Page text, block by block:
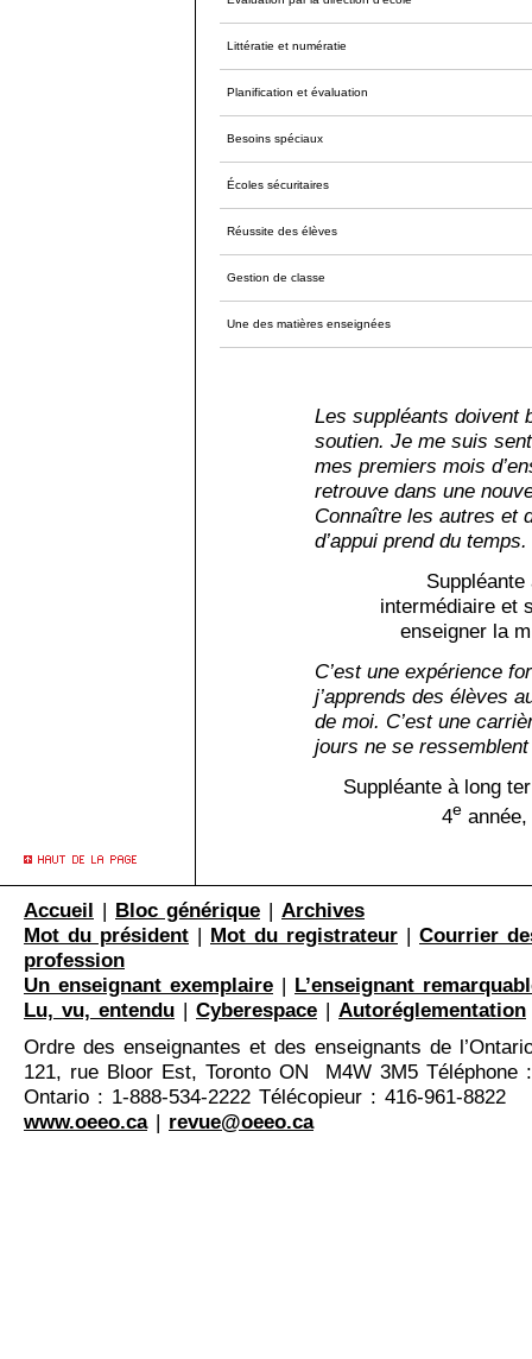
Littératie et numératie
Planification et évaluation
Besoins spéciaux
Écoles sécuritaires
Réussite des élèves
Gestion de classe
Une des matières enseignées
Les suppléants doivent
soutien. Je me suis
mes premiers mois
retrouve dans une
Connaître les autres et
d’appui prend du temps.
intermédiaire et
enseigner la
C’est une expérience
j’apprends des élèves
de moi. C’est une
jours ne se
Suppléante à long
4e
Accueil | Bloc générique | Archives
Mot du président | Mot du registrateur | Courrier
profession
Un enseignant exemplaire | L’enseignant
Lu, vu, entendu | Cyberespace | Autoréglementation
Ordre des enseignantes et des enseignants de
121, rue Bloor Est, Toronto ON M4W 3M5 Téléphone
Ontario : 1-888-534-2222 Télécopieur : 416-961-8822
www.oeeo.ca| revue@oeeo.ca